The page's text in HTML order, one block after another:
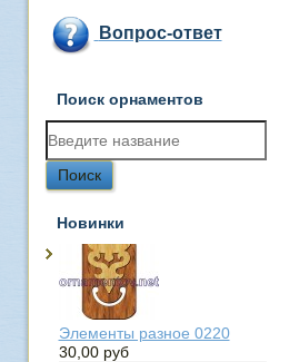
Вопрос-ответ
Поиск орнаментов
Новинки
Элементы разное 0220
30,00 руб